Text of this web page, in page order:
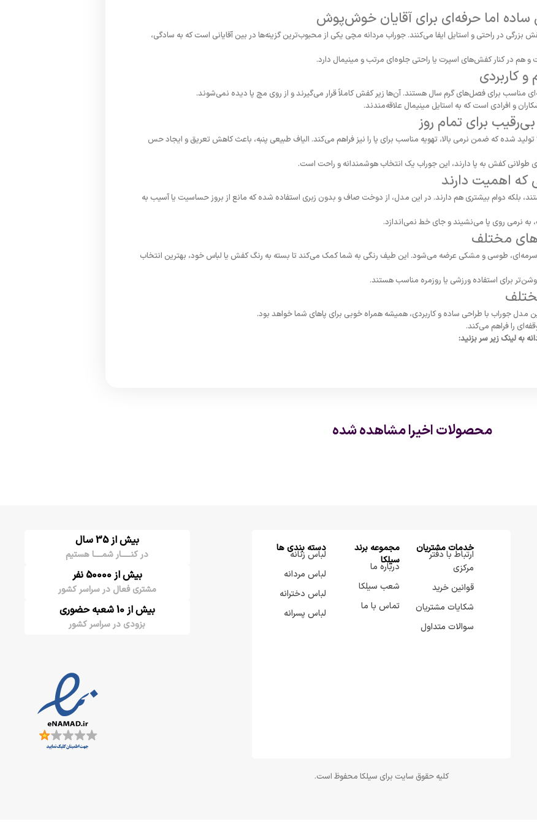
ساده اما حرفه‌ای برای آقایان خوش‌پوش
بزرگی در راحتی و استایل ایفا می‌کنند. جوراب مردانه مچی یکی از محبوب‌ترین گزینه‌ها در بین آقایانی است که به سادگی،
هم در کنار کفش‌های اسپرت یا راحتی جلوه‌ای مرتب و مینیمال دارد.
کاربردی
مناسب برای فصل‌های گرم سال هستند. آن‌ها زیر کفش کاملاً قرار می‌گیرند و از روی مچ پا دیده نمی‌شوند.
و افرادی است که به استایل مینیمال علاقه‌مندند.
مدل از جوراب مردانه با استفاده از پنبه 100% تولید شده که ضمن نرمی بالا، تهویه مناسب برای پا را نیز فراهم می‌کند. الیاف طبیعی پنبه، باعث کاهش تعریق و ایجاد حس
کفش به پا دارند، این جوراب یک انتخاب هوشمندانه و راحت است.
که اهمیت دارند
بلکه دوام بیشتری هم دارند. در این مدل، از دوخت صاف و بدون زبری استفاده شده که مانع از بروز حساسیت یا آسیب به
نرمی روی پا می‌نشیند و جای خط نمی‌اندازد.
مختلف
سرمه‌ای، طوسی و مشکی عرضه می‌شود. این طیف رنگی به شما کمک می‌کند تا بسته به رنگ کفش یا لباس خود، بهترین انتخاب
برای استفاده ورزشی یا روزمره مناسب هستند.
مدل جوراب با طراحی ساده و کاربردی، همیشه همراه خوبی برای پاهای شما خواهد بود.
را فراهم می‌کند.
به لینک زیر سر بزنید:
محصولات اخیرا مشاهده شده
خدمات مشتریان
ارتباط با دفتر
مرکزی
قوانین خرید
شکایات مشتریان
سوالات متداول
مجموعه برند
سيلكا
درباره ما
شعب سیلکا
تماس با ما
دسته بندی ها
لباس زنانه
لباس مردانه
لباس دخترانه
لباس پسرانه
بیش از 35 سال
در کنـــــار شمــــا هستیم
بیش از 50000 نفر
مشتری فعال در سراسر کشور
بیش از 10 شعبه حضوری
بزودی در سراسر کشور
کلیه حقوق سایت برای سیلکا محفوظ است.